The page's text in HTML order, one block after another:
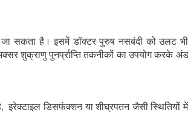
जा सकता है। इसमें डॉक्टर पुरुष नसबंदी को उलट
शुक्राणु पुनर्प्राप्ति तकनीकों का उपयोग करके
डिसफंक्शन या शीघ्रपतन जैसी स्थितियों में